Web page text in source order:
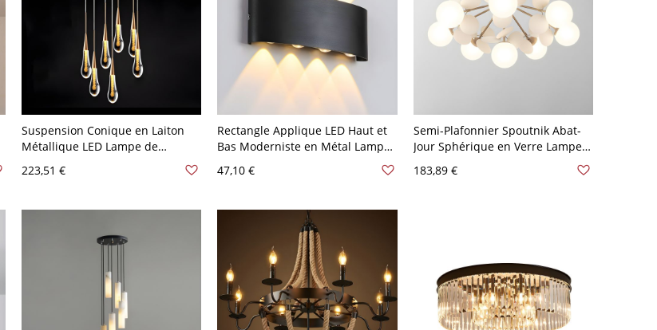
Suspension Conique en Laiton
Métallique LED Lampe de
Abat-Jour Goutte de Larme en
Laiton 7
223,51 €
Rectangle Applique LED Haut et
Bas Moderniste en Métal Lampe
Murale pour Couloir - 110 V-120
V Noir 8 Blanc
47,10 €
Semi-Plafonnier Spoutnik Abat-
Jour Sphérique en Verre Lampe
Semi-Encastrée Style Moderne -
Blanc 110 V-120 V 8
183,89 €